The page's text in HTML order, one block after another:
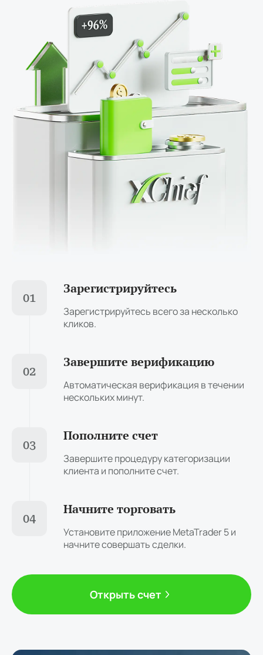
01
Зарегистрируйтесь
Зарегистрируйтесь всего за несколько
кликов.
02
Завершите верификацию
Автоматическая верификация в течении
нескольких минут.
03
Пополните счет
Завершите процедуру категоризации
клиента и пополните счет.
04
Начните торговать
Установите приложение MetaTrader 5 и
начните совершать сделки.
Открыть счет